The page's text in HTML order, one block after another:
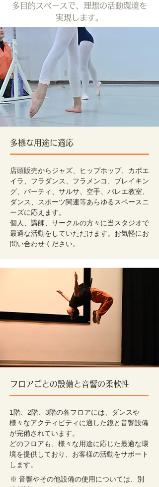
多目的スペースで、理想の活動環境を
実現します。
多様な用途に適応
店頭販売からジャズ、ヒップホップ、カポエ
イラ、フラダンス、フラメンコ、ブレイキン
グ、パーティ、サルサ、空手、バレエ教室、
ダンス、スポーツ関連等あらゆるスペースニ
ーズに応えます。
個人、講師、サークルの方々に当スタジオで
最適な活動をしていただけます。お気軽にお
問い合わせください。
フロアごとの設備と音響の柔軟性
1階、2階、3階の各フロアには、ダンスや
様々なアクティビティに適した鏡と音響設備
が完備されています。
どのフロアも、様々な用途に応じた最適な環
境を提供しており、お客様の活動をサポート
します。
※ 音響やその他設備の使用については、別